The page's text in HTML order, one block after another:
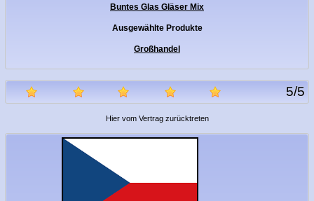
Buntes Glas Gläser Mix
Ausgewählte Produkte
Großhandel
5/5
Hier vom Vertrag zurücktreten